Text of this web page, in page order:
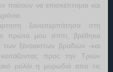
παύουν να επισκέπτομαι και
ξαναπερπάτησα στη
πρώτο μου σπίτι, βρέθηκα
ξένοιαστων βραδιών -και
προς την Τριών
ρολόι η μυρωδιά από τις